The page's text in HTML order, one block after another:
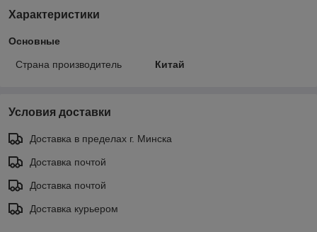
Характеристики
Основные
Страна производитель Китай
Условия доставки
Доставка в пределах г. Минска
Доставка почтой
Доставка почтой
Доставка курьером